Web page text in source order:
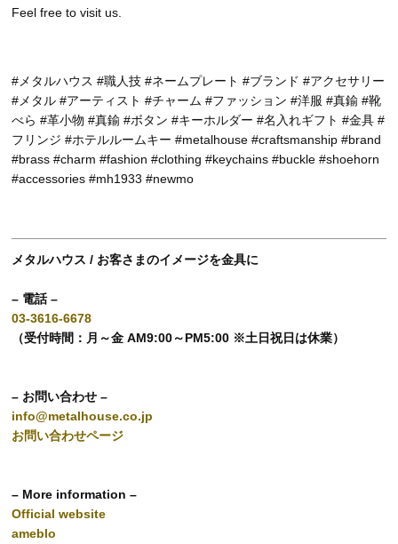
Feel free to visit us.
#メタルハウス #職人技 #ネームプレート #ブランド #アクセサリー
#メタル #アーティスト #チャーム #ファッション #洋服 #真鍮 #靴
べら #革小物 #真鍮 #ボタン #キーホルダー #名入れギフト #金具 #
フリンジ #ホテルルームキー #metalhouse #craftsmanship #brand
#brass #charm #fashion #clothing #keychains #buckle #shoehorn
#accessories #mh1933 #newmo
メタルハウス / お客さまのイメージを金具に
– 電話 –
03-3616-6678
（受付時間：月～金 AM9:00～PM5:00 ※土日祝日は休業）
– お問い合わせ –
info@metalhouse.co.jp
お問い合わせページ
– More information –
Official website
ameblo